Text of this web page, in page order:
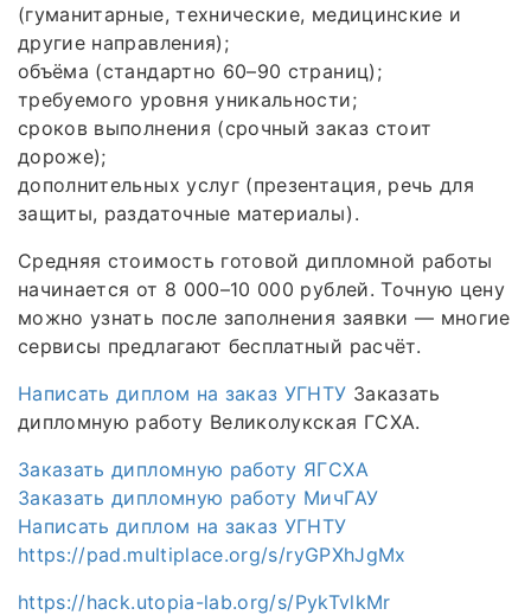
(гуманитарные, технические, медицинские и
другие направления);
объёма (стандартно 60–90 страниц);
требуемого уровня уникальности;
сроков выполнения (срочный заказ стоит
дороже);
дополнительных услуг (презентация, речь для
защиты, раздаточные материалы).
Средняя стоимость готовой дипломной работы
начинается от 8 000–10 000 рублей. Точную цену
можно узнать после заполнения заявки — многие
сервисы предлагают бесплатный расчёт.
Написать диплом на заказ УГНТУ Заказать
дипломную работу Великолукская ГСХА.
Заказать дипломную работу ЯГСХА
Заказать дипломную работу МичГАУ
Написать диплом на заказ УГНТУ
https://pad.multiplace.org/s/ryGPXhJgMx
https://hack.utopia-lab.org/s/PykTvlkMr